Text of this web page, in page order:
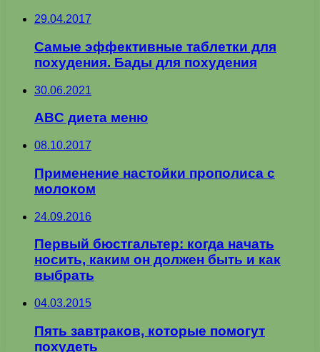
29.04.2017
Самые эффективные таблетки для
похудения. Бады для похудения
30.06.2021
ABC диета меню
08.10.2017
Применение настойки прополиса с
молоком
24.09.2016
Первый бюстгальтер: когда начать
носить, каким он должен быть и как
выбрать
04.03.2015
Пять завтраков, которые помогут
похудеть